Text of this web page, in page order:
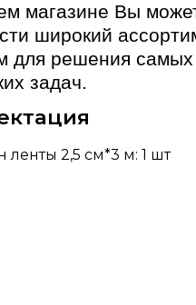
магазине Вы
широкий
для решения
задач.
ленты 2,5 см*3 м: 1 шт